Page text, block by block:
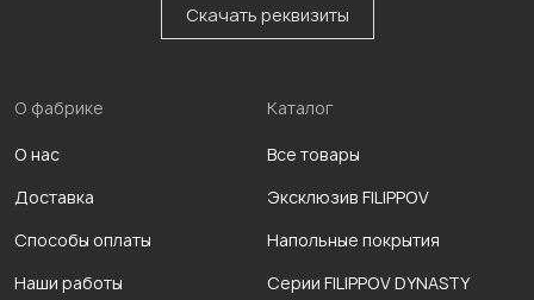
Скачать реквизиты
О фабрике
О нас
Доставка
Способы оплаты
Наши работы
Каталог
Все товары
Эксклюзив FILIPPOV
Напольные покрытия
Серии FILIPPOV DYNASTY